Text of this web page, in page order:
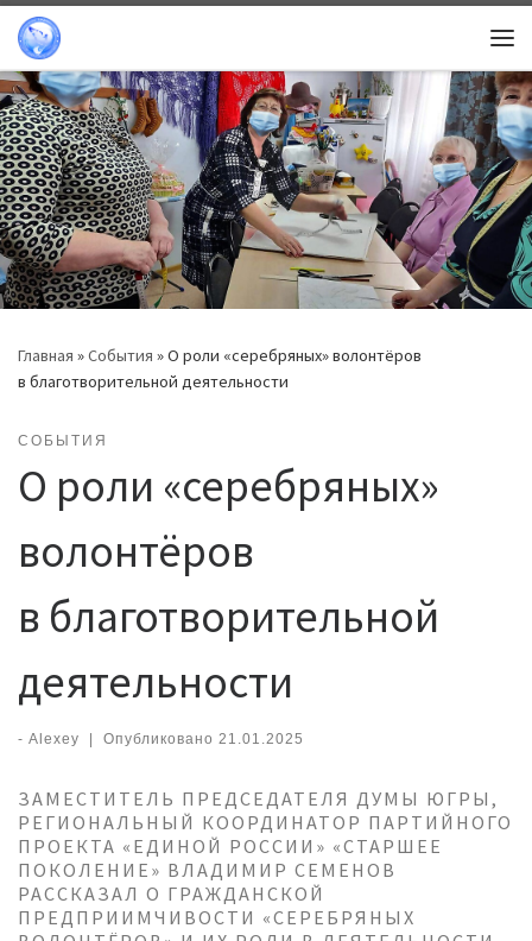
Перейти к содержимому
Главная »События »О роли «серебряных» волонтёров
в благотворительной деятельности
СОБЫТИЯ
О роли «серебряных»
волонтёров
в благотворительной
деятельности
- Alexey | Опубликовано 21.01.2025
ЗАМЕСТИТЕЛЬ ПРЕДСЕДАТЕЛЯ ДУМЫ ЮГРЫ,
РЕГИОНАЛЬНЫЙ КООРДИНАТОР ПАРТИЙНОГО
ПРОЕКТА «ЕДИНОЙ РОССИИ» «СТАРШЕЕ
ПОКОЛЕНИЕ» ВЛАДИМИР СЕМЕНОВ
РАССКАЗАЛ О ГРАЖДАНСКОЙ
ПРЕДПРИИМЧИВОСТИ «СЕРЕБРЯНЫХ